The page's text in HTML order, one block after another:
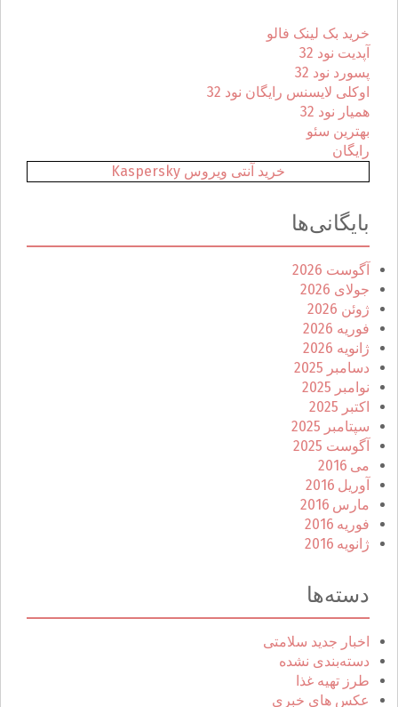
خرید بک لینک فالو
آپدیت نود 32
پسورد نود 32
اوکلی لایسنس رایگان نود 32
همیار نود 32
بهترین سئو
رایگان
خرید آنتی ویروس Kaspersky
بایگانی‌ها
آگوست 2026
جولای 2026
ژوئن 2026
فوریه 2026
ژانویه 2026
دسامبر 2025
نوامبر 2025
اکتبر 2025
سپتامبر 2025
آگوست 2025
می 2016
آوریل 2016
مارس 2016
فوریه 2016
ژانویه 2016
دسته‌ها
اخبار جدید سلامتی
دسته‌بندی نشده
طرز تهیه غذا
عکس های خبری